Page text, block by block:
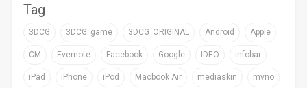
Tag
3DCG 3DCG_game 3DCG_ORIGINAL Android Apple
CM Evernote Facebook Google IDEO infobar
iPad iPhone iPod Macbook Air mediaskin mvno